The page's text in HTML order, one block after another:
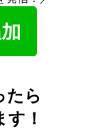
たら
！